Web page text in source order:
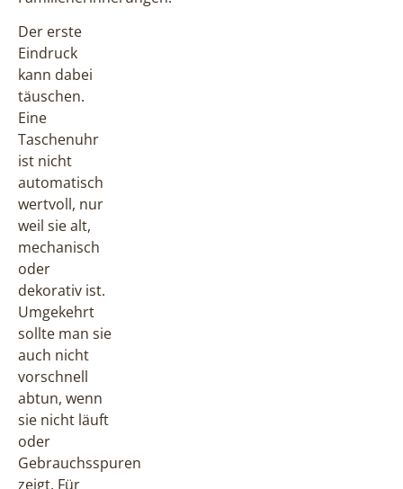
Der erste
Eindruck
kann dabei
täuschen.
Eine
Taschenuhr
ist nicht
automatisch
wertvoll, nur
weil sie alt,
mechanisch
oder
dekorativ ist.
Umgekehrt
sollte man sie
auch nicht
vorschnell
abtun, wenn
sie nicht läuft
oder
Gebrauchsspuren
zeigt. Für